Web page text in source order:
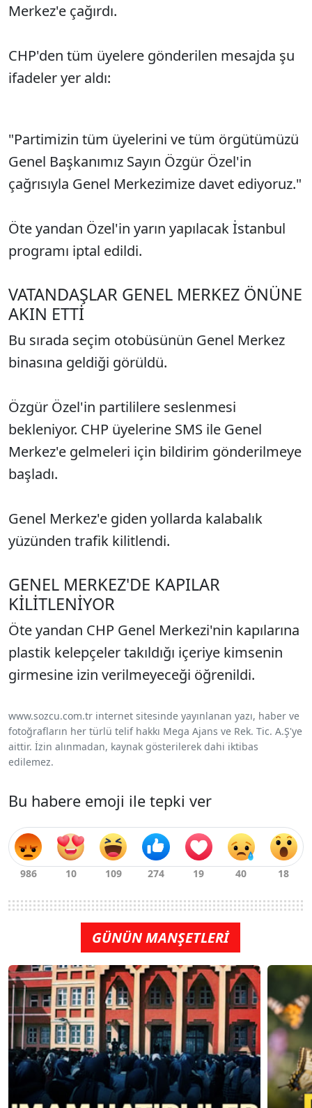
Merkez'e çağırdı.
CHP'den tüm üyelere gönderilen mesajda şu
ifadeler yer aldı:
"Partimizin tüm üyelerini ve tüm örgütümüzü
Genel Başkanımız Sayın Özgür Özel'in
çağrısıyla Genel Merkezimize davet ediyoruz."
Öte yandan Özel'in yarın yapılacak İstanbul
programı iptal edildi.
VATANDAŞLAR GENEL MERKEZ ÖNÜNE
AKIN ETTİ
Bu sırada seçim otobüsünün Genel Merkez
binasına geldiği görüldü.
Özgür Özel'in partililere seslenmesi
bekleniyor. CHP üyelerine SMS ile Genel
Merkez'e gelmeleri için bildirim gönderilmeye
başladı.
Genel Merkez'e giden yollarda kalabalık
yüzünden trafik kilitlendi.
GENEL MERKEZ'DE KAPILAR
KİLİTLENİYOR
Öte yandan CHP Genel Merkezi'nin kapılarına
plastik kelepçeler takıldığı içeriye kimsenin
girmesine izin verilmeyeceği öğrenildi.
www.sozcu.com.tr internet sitesinde yayınlanan yazı, haber ve
fotoğrafların her türlü telif hakkı Mega Ajans ve Rek. Tic. A.Ş'ye
aittir. İzin alınmadan, kaynak gösterilerek dahi iktibas
edilemez.
Bu habere emoji ile tepki ver
GÜNÜN MANŞETLERİ